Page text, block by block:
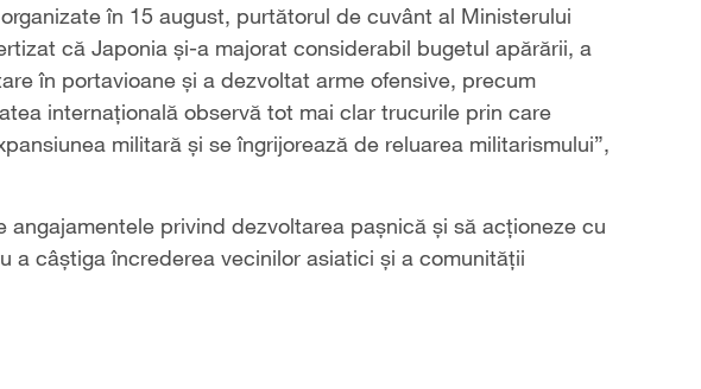
în 15 august, purtătorul de cuvânt al Ministerului
că Japonia și-a majorat considerabil bugetul apărării, a
în portavioane și a dezvoltat arme ofensive, precum
internațională observă tot mai clar trucurile prin care
militară și se îngrijorează de reluarea militarismului”,
privind dezvoltarea pașnică și să acționeze cu
a câștiga încrederea vecinilor asiatici și a comunității